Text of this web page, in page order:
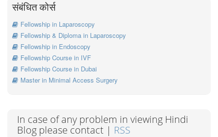
संबंधित कोर्स
Fellowship in Laparoscopy
Fellowship & Diploma in Laparoscopy
Fellowship in Endoscopy
Fellowship Course in IVF
Fellowship Course in Dubai
Master in Minimal Access Surgery
In case of any problem in viewing Hindi
Blog please contact | RSS